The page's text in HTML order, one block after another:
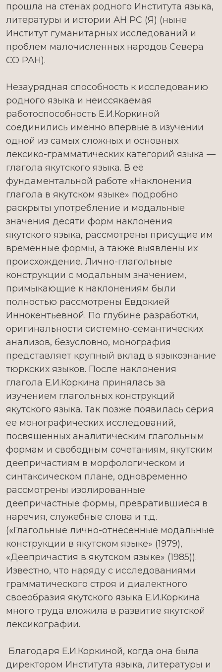
прошла на стенах родного Института языка,
литературы и истории АН РС (Я) (ныне
Институт гуманитарных исследований и
проблем малочисленных народов Севера
СО РАН).
Незаурядная способность к исследованию
родного языка и неиссякаемая
работоспособность Е.И.Коркиной
соединились именно впервые в изучении
одной из самых сложных и основных
лексико-грамматических категорий языка —
глагола якутского языка. В её
фундаментальной работе «Наклонения
глагола в якутском языке» подробно
раскрыты употребление и модальные
значения десяти форм наклонения
якутского языка, рассмотрены присущие им
временные формы, а также выявлены их
происхождение. Лично-глагольные
конструкции с модальным значением,
примыкающие к наклонениям были
полностью рассмотрены Евдокией
Иннокентьевной. По глубине разработки,
оригинальности системно-семантических
анализов, безусловно, монография
представляет крупный вклад в языкознание
тюркских языков. После наклонения
глагола Е.И.Коркина принялась за
изучением глагольных конструкций
якутского языка. Так позже появилась серия
ее монографических исследований,
посвященных аналитическим глагольным
формам и свободным сочетаниям, якутским
деепричастиям в морфологическом и
синтаксическом плане, одновременно
рассмотрены изолированные
деепричастные формы, превратившиеся в
наречия, служебные слова и т.д.
(«Глагольные лично-отнесенные модальные
конструкции в якутском языке» (1979),
«Деепричастия в якутском языке» (1985)).
Известно, что наряду с исследованиями
грамматического строя и диалектного
своеобразия якутского языка Е.И.Коркина
много труда вложила в развитие якутской
лексикографии.
Благодаря Е.И.Коркиной, когда она была
директором Института языка, литературы и